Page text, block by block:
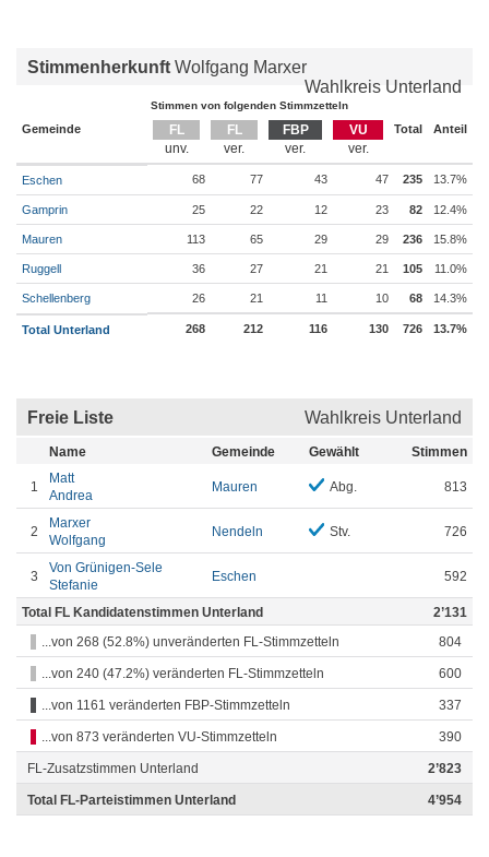
Stimmenherkunft Wolfgang Marxer
Wahlkreis Unterland
Stimmen von folgenden Stimmzetteln
Gemeinde FL FL FBP VU Total Anteil
Eschen 68 77 43 47 235 13.7%
Gamprin 25 22 12 23 82 12.4%
Mauren 113 65 29 29 236 15.8%
Ruggell 36 27 21 21 105 11.0%
Schellenberg 26 21 11 10 68 14.3%
Total Unterland 268 212 116 130 726 13.7%
Freie Liste Wahlkreis Unterland
Name Gemeinde Gewählt Stimmen
1
Matt
Andrea
Mauren Abg. 813
2
Marxer
Wolfgang
Nendeln Stv. 726
3
Von Grünigen-Sele
Stefanie
Eschen 592
Total FL Kandidatenstimmen Unterland
2’131
...von 268 (52.8%) unveränderten FL-Stimmzetteln
804
...von 240 (47.2%) veränderten FL-Stimmzetteln 600
...von 1161 veränderten FBP-Stimmzetteln 337
...von 873 veränderten VU-Stimmzetteln 390
FL-Zusatzstimmen Unterland 2’823
Total FL-Parteistimmen Unterland 4’954